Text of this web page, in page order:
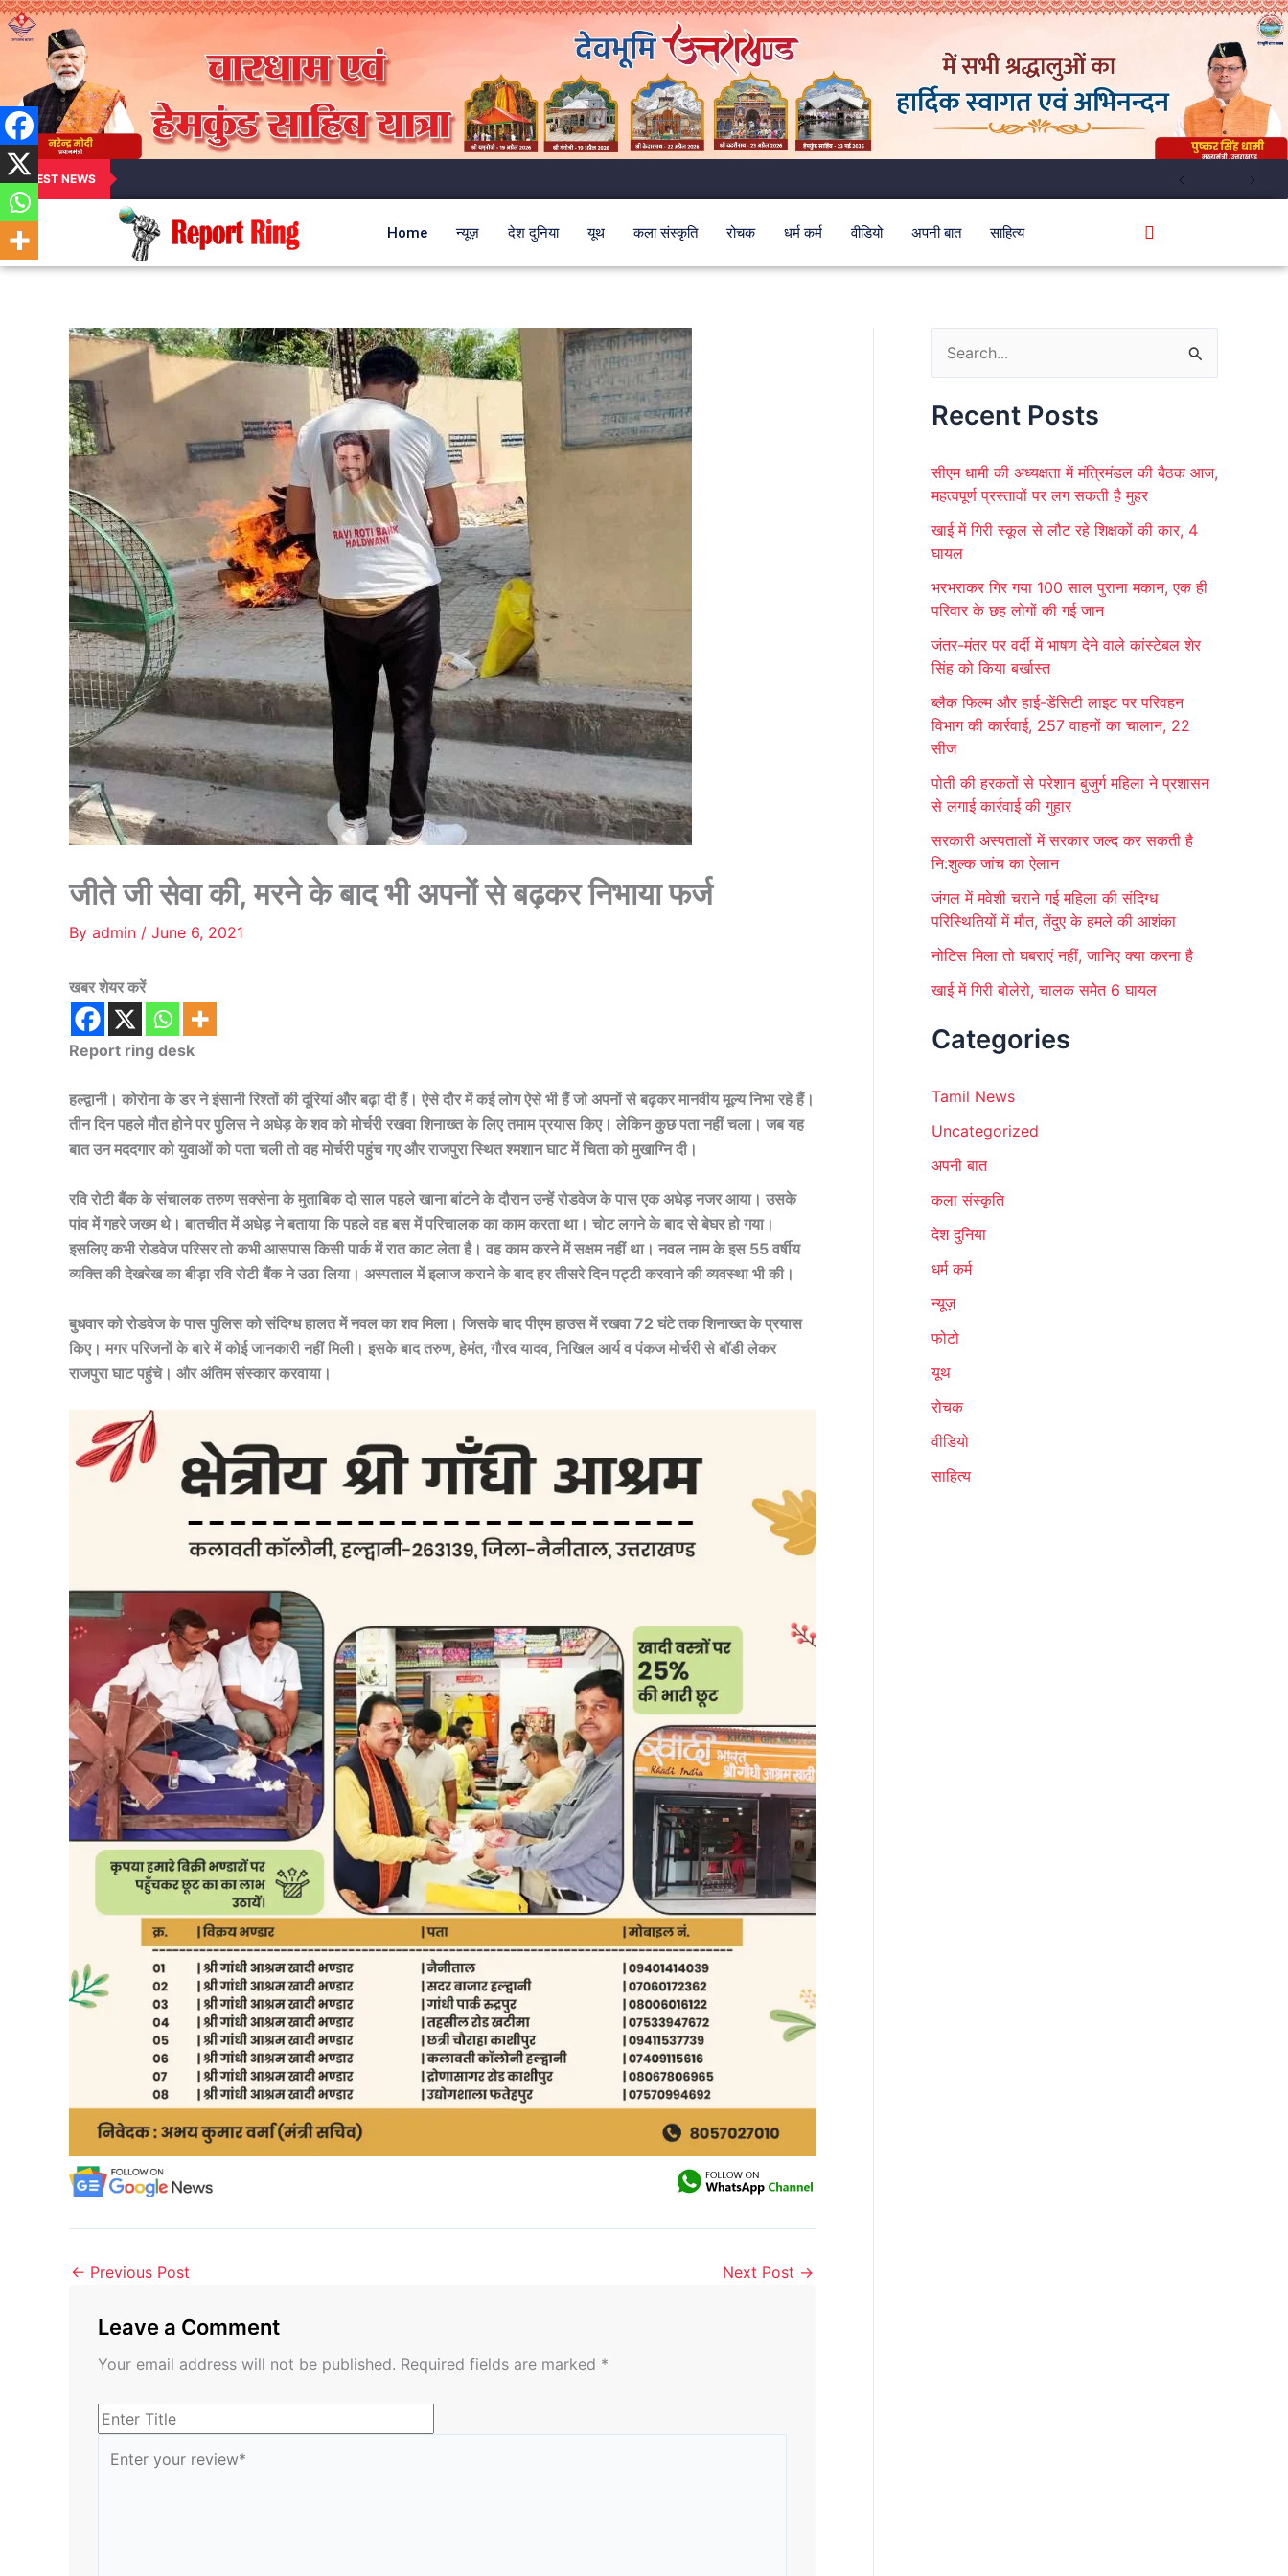
LATEST NEWS
Home न्यूज़ देश दुनिया यूथ कला संस्कृति रोचक धर्म कर्म वीडियो अपनी बात साहित्य
जीते जी सेवा की, मरने के बाद भी अपनों से बढ़कर निभाया फर्ज
By admin / June 6, 2021
खबर शेयर करें
Report ring desk
हल्द्वानी। कोरोना के डर ने इंसानी रिश्तों की दूरियां और बढ़ा दी हैं। ऐसे दौर में कई लोग ऐसे भी हैं जो अपनों से बढ़कर मानवीय मूल्य निभा रहे हैं।
तीन दिन पहले मौत होने पर पुलिस ने अधेड़ के शव को मोर्चरी रखवा शिनाख्त के लिए तमाम प्रयास किए। लेकिन कुछ पता नहीं चला। जब यह
बात उन मददगार को युवाओं को पता चली तो वह मोर्चरी पहुंच गए और राजपुरा स्थित श्मशान घाट में चिता को मुखाग्नि दी।
रवि रोटी बैंक के संचालक तरुण सक्सेना के मुताबिक दो साल पहले खाना बांटने के दौरान उन्हें रोडवेज के पास एक अधेड़ नजर आया। उसके
पांव में गहरे जख्म थे। बातचीत में अधेड़ ने बताया कि पहले वह बस में परिचालक का काम करता था। चोट लगने के बाद से बेघर हो गया।
इसलिए कभी रोडवेज परिसर तो कभी आसपास किसी पार्क में रात काट लेता है। वह काम करने में सक्षम नहीं था। नवल नाम के इस 55 वर्षीय
व्यक्ति की देखरेख का बीड़ा रवि रोटी बैंक ने उठा लिया। अस्पताल में इलाज कराने के बाद हर तीसरे दिन पट्टी करवाने की व्यवस्था भी की।
बुधवार को रोडवेज के पास पुलिस को संदिग्ध हालत में नवल का शव मिला। जिसके बाद पीएम हाउस में रखवा 72 घंटे तक शिनाख्त के प्रयास
किए। मगर परिजनों के बारे में कोई जानकारी नहीं मिली। इसके बाद तरुण, हेमंत, गौरव यादव, निखिल आर्य व पंकज मोर्चरी से बॉडी लेकर
राजपुरा घाट पहुंचे। और अंतिम संस्कार करवाया।
← Previous Post Next Post →
Leave a Comment
Your email address will not be published. Required fields are marked *
a
c
f
r
Recent Posts
सीएम धामी की अध्यक्षता में मंत्रिमंडल की बैठक आज,
महत्वपूर्ण प्रस्तावों पर लग सकती है मुहर
खाई में गिरी स्कूल से लौट रहे शिक्षकों की कार, 4
घायल
भरभराकर गिर गया 100 साल पुराना मकान, एक ही
परिवार के छह लोगों की गई जान
जंतर-मंतर पर वर्दी में भाषण देने वाले कांस्टेबल शेर
सिंह को किया बर्खास्त
ब्लैक फिल्म और हाई-डेंसिटी लाइट पर परिवहन
विभाग की कार्रवाई, 257 वाहनों का चालान, 22
सीज
पोती की हरकतों से परेशान बुजुर्ग महिला ने प्रशासन
से लगाई कार्रवाई की गुहार
सरकारी अस्पतालों में सरकार जल्द कर सकती है
नि:शुल्क जांच का ऐलान
जंगल में मवेशी चराने गई महिला की संदिग्ध
परिस्थितियों में मौत, तेंदुए के हमले की आशंका
नोटिस मिला तो घबराएं नहीं, जानिए क्या करना है
खाई में गिरी बोलेरो, चालक समेेत 6 घायल
Categories
Tamil News
Uncategorized
अपनी बात
कला संस्कृति
देश दुनिया
धर्म कर्म
न्यूज़
फोटो
यूथ
रोचक
वीडियो
साहित्य